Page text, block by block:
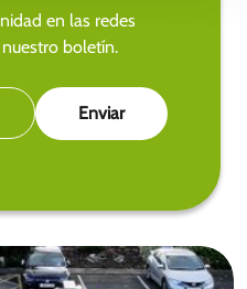
en las redes
boletín.